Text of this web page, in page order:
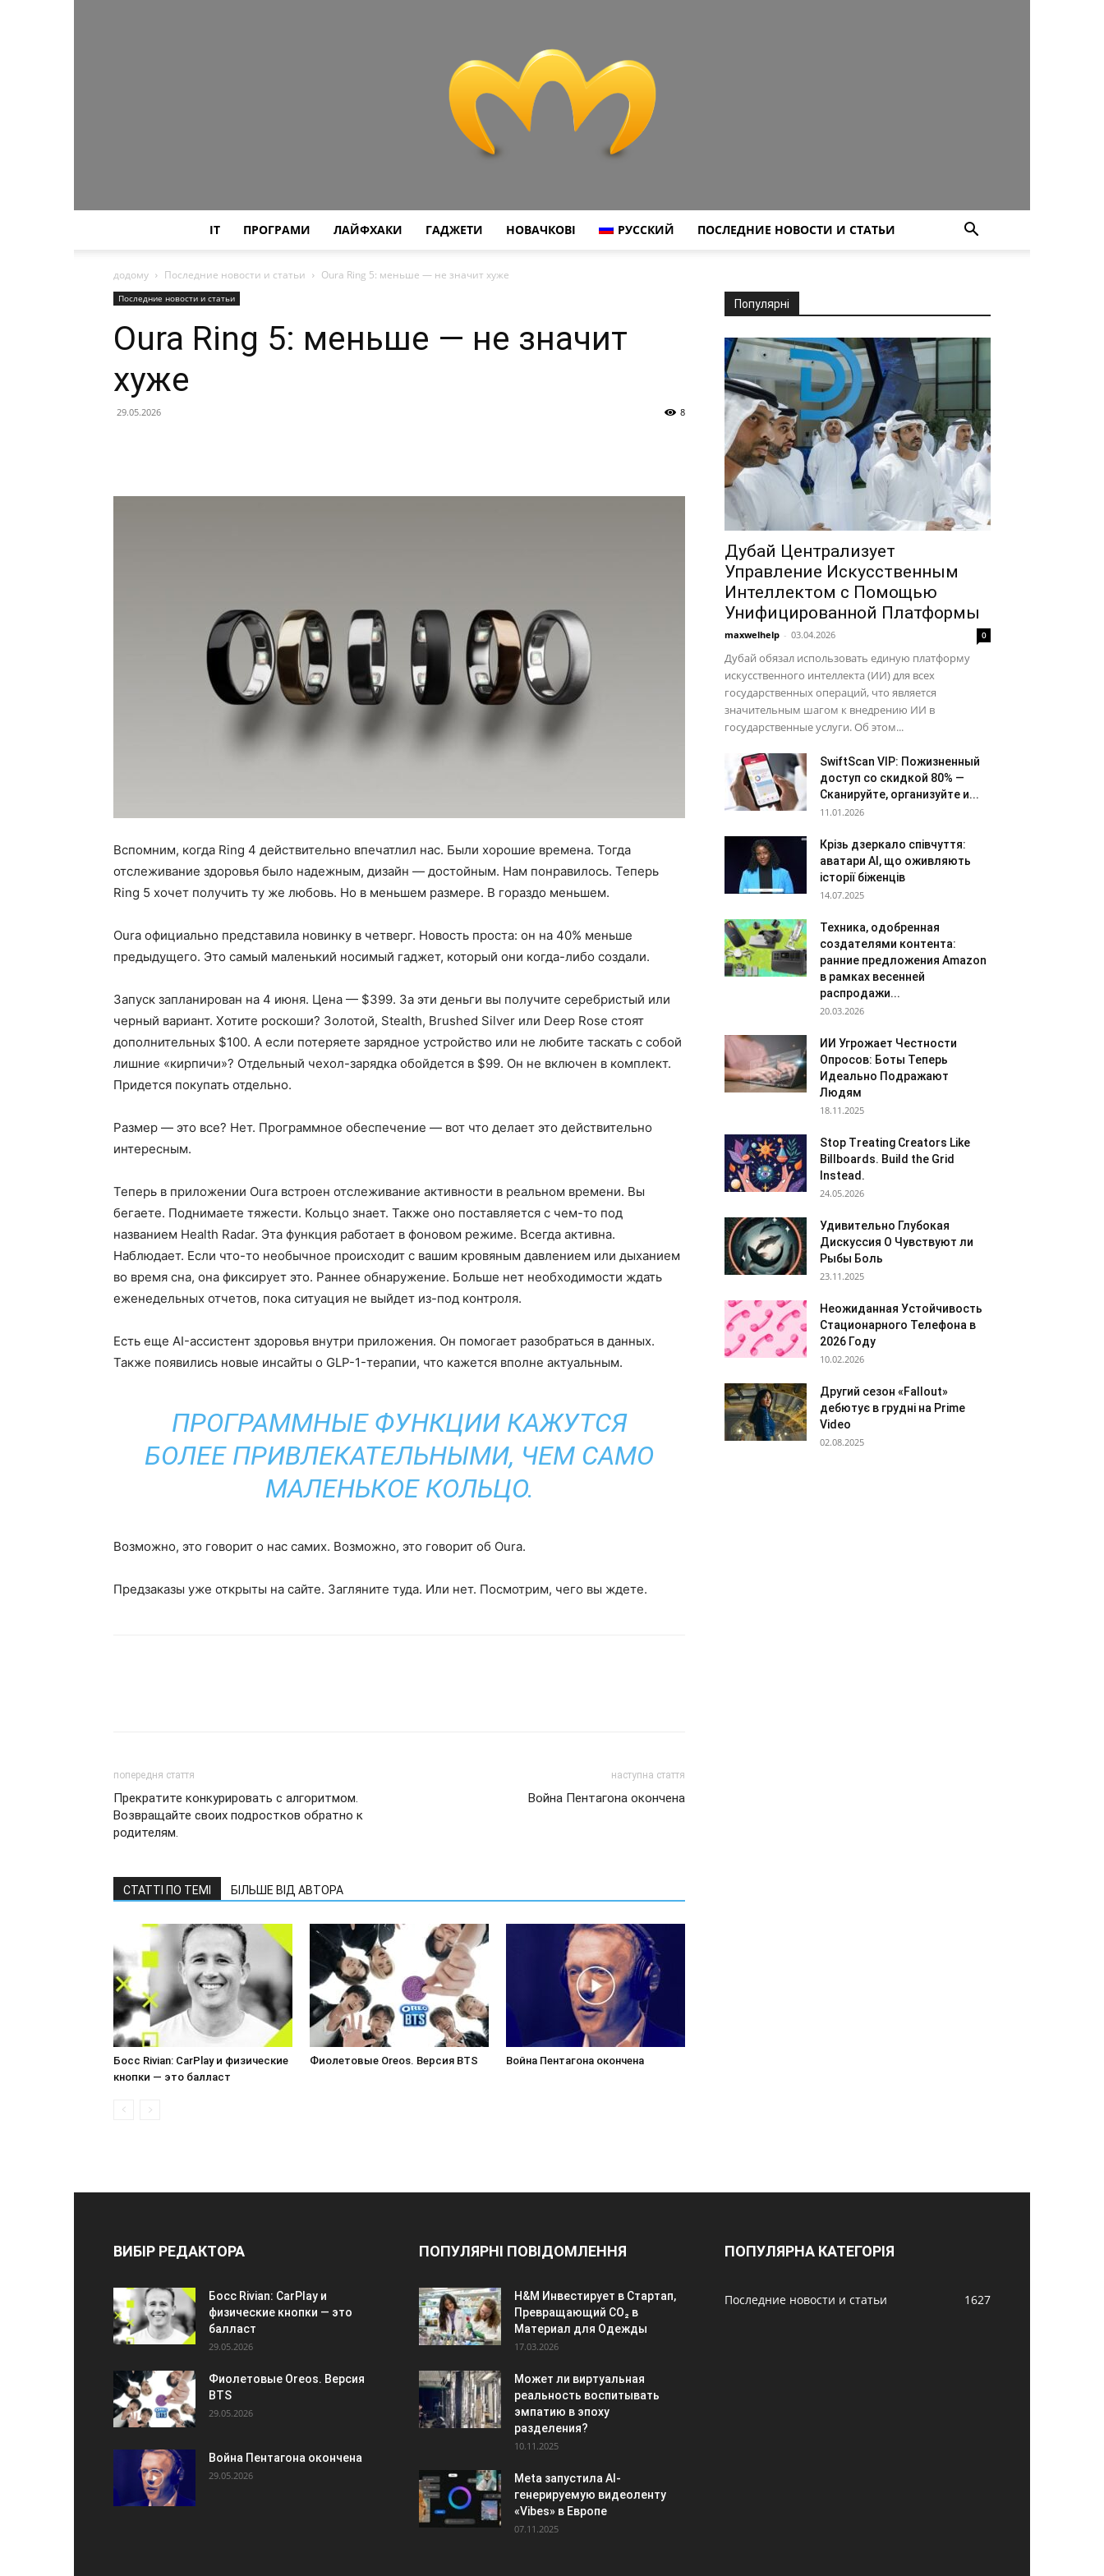
анализ
IT ПРОГРАМИ ЛАЙФХАКИ ГАДЖЕТИ НОВАЧКОВІ РУССКИЙ ПОСЛЕДНИЕ НОВОСТИ И СТАТЬИ
додому Последние новости и статьи Oura Ring 5: меньше — не значит хуже
Последние новости и статьи
Oura Ring 5: меньше — не значит
хуже
29.05.2026 8
Вспомним, когда Ring 4 действительно впечатлил нас. Были хорошие времена. Тогда
отслеживание здоровья было надежным, дизайн — достойным. Нам понравилось. Теперь
Ring 5 хочет получить ту же любовь. Но в меньшем размере. В гораздо меньшем.
Oura официально представила новинку в четверг. Новость проста: он на 40% меньше
предыдущего. Это самый маленький носимый гаджет, который они когда-либо создали.
Запуск запланирован на 4 июня. Цена — $399. За эти деньги вы получите серебристый или
черный вариант. Хотите роскоши? Золотой, Stealth, Brushed Silver или Deep Rose стоят
дополнительных $100. А если потеряете зарядное устройство или не любите таскать с собой
лишние «кирпичи»? Отдельный чехол-зарядка обойдется в $99. Он не включен в комплект.
Придется покупать отдельно.
Размер — это все? Нет. Программное обеспечение — вот что делает это действительно
интересным.
Теперь в приложении Oura встроен отслеживание активности в реальном времени. Вы
бегаете. Поднимаете тяжести. Кольцо знает. Также оно поставляется с чем-то под
названием Health Radar. Эта функция работает в фоновом режиме. Всегда активна.
Наблюдает. Если что-то необычное происходит с вашим кровяным давлением или дыханием
во время сна, она фиксирует это. Раннее обнаружение. Больше нет необходимости ждать
еженедельных отчетов, пока ситуация не выйдет из-под контроля.
Есть еще AI-ассистент здоровья внутри приложения. Он помогает разобраться в данных.
Также появились новые инсайты о GLP-1-терапии, что кажется вполне актуальным.
ПРОГРАММНЫЕ ФУНКЦИИ КАЖУТСЯ
БОЛЕЕ ПРИВЛЕКАТЕЛЬНЫМИ, ЧЕМ САМО
МАЛЕНЬКОЕ КОЛЬЦО.
Возможно, это говорит о нас самих. Возможно, это говорит об Oura.
Предзаказы уже открыты на сайте. Загляните туда. Или нет. Посмотрим, чего вы ждете.
попередня стаття
Прекратите конкурировать с алгоритмом.
Возвращайте своих подростков обратно к
родителям.
наступна стаття
Война Пентагона окончена
СТАТТІ ПО ТЕМІ БІЛЬШЕ ВІД АВТОРА
Босс Rivian: CarPlay и физические
кнопки — это балласт
Фиолетовые Oreos. Версия BTS Война Пентагона окончена
Популярні
Дубай Централизует
Управление Искусственным
Интеллектом с Помощью
Унифицированной Платформы
maxwelhelp - 03.04.2026 0
Дубай обязал использовать единую платформу
искусственного интеллекта (ИИ) для всех
государственных операций, что является
значительным шагом к внедрению ИИ в
государственные услуги. Об этом...
SwiftScan VIP: Пожизненный
доступ со скидкой 80% —
Сканируйте, организуйте и...
11.01.2026
Крізь дзеркало співчуття:
аватари AI, що оживляють
історії біженців
14.07.2025
Техника, одобренная
создателями контента:
ранние предложения Amazon
в рамках весенней
распродажи...
20.03.2026
ИИ Угрожает Честности
Опросов: Боты Теперь
Идеально Подражают
Людям
18.11.2025
Stop Treating Creators Like
Billboards. Build the Grid
Instead.
24.05.2026
Удивительно Глубокая
Дискуссия О Чувствуют ли
Рыбы Боль
23.11.2025
Неожиданная Устойчивость
Стационарного Телефона в
2026 Году
10.02.2026
Другий сезон «Fallout»
дебютує в грудні на Prime
Video
02.08.2025
ВИБІР РЕДАКТОРА
Босс Rivian: CarPlay и
физические кнопки — это
балласт
29.05.2026
Фиолетовые Oreos. Версия
BTS
29.05.2026
Война Пентагона окончена
29.05.2026
ПОПУЛЯРНІ ПОВІДОМЛЕННЯ
H&M Инвестирует в Стартап,
Превращающий CO₂ в
Материал для Одежды
17.03.2026
Может ли виртуальная
реальность воспитывать
эмпатию в эпоху
разделения?
10.11.2025
Meta запустила AI-
генерируемую видеоленту
«Vibes» в Европе
07.11.2025
ПОПУЛЯРНА КАТЕГОРІЯ
Последние новости и статьи 1627